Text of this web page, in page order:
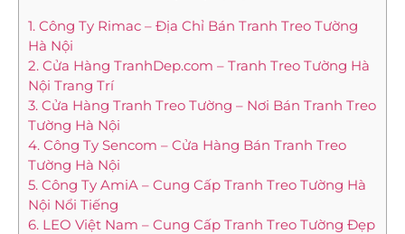
1. Công Ty Rimac – Địa Chỉ Bán Tranh Treo Tường
Hà Nội
2. Cửa Hàng TranhDep.com – Tranh Treo Tường Hà
Nội Trang Trí
3. Cửa Hàng Tranh Treo Tường – Nơi Bán Tranh Treo
Tường Hà Nội
4. Công Ty Sencom – Cửa Hàng Bán Tranh Treo
Tường Hà Nội
5. Công Ty AmiA – Cung Cấp Tranh Treo Tường Hà
Nội Nổi Tiếng
6. LEO Việt Nam – Cung Cấp Tranh Treo Tường Đẹp